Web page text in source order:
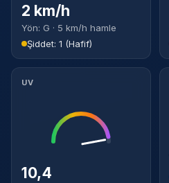
2 km/h
Yön: G · 5 km/h hamle
Şiddet: 1 (Hafif)
UV
10,4